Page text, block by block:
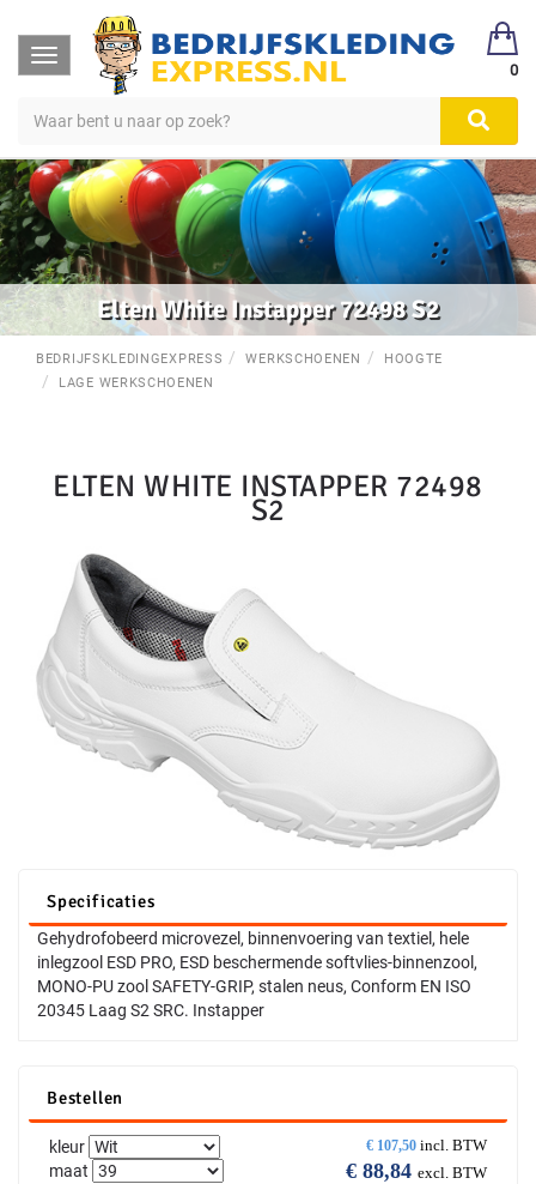
Toggle
navigation
0
Elten White Instapper 72498 S2
BEDRIJFSKLEDINGEXPRESS WERKSCHOENEN
HOOGTE
LAGE WERKSCHOENEN
ELTEN WHITE INSTAPPER 72498
S2
Specificaties
Gehydrofobeerd microvezel, binnenvoering van textiel, hele
inlegzool ESD PRO, ESD beschermende softvlies-binnenzool,
MONO-PU zool SAFETY-GRIP, stalen neus, Conform EN ISO
20345 Laag S2 SRC. Instapper
Bestellen
€ 107,50 incl. BTW
€ 88,84 excl. BTW
kleur
maat